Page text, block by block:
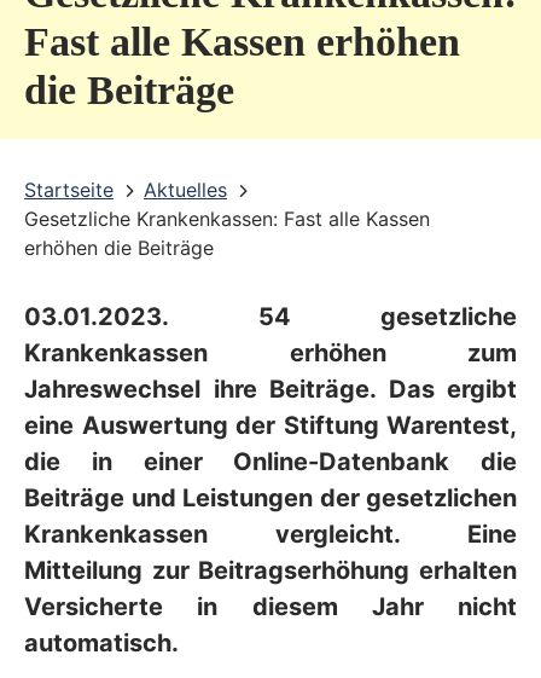
Fast alle Kassen erhöhen
die Beiträge
Startseite
Aktuelles
Gesetzliche Krankenkassen: Fast alle Kassen
erhöhen die Beiträge
03.01.2023. 54 gesetzliche
Krankenkassen erhöhen zum
Jahreswechsel ihre Beiträge. Das ergibt
eine Auswertung der Stiftung Warentest,
die in einer Online-Datenbank die
Beiträge und Leistungen der gesetzlichen
Krankenkassen vergleicht. Eine
Mitteilung zur Beitragserhöhung erhalten
Versicherte in diesem Jahr nicht
automatisch.